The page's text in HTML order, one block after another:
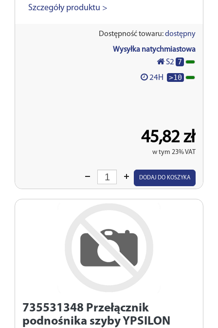
Szczegóły produktu >
Dostępność towaru:dostępny
Wysyłka natychmiastowa
S2 7
24H >10
45,82 zł
w tym 23% VAT
Wprowadź
DODAJ DO KOSZYKA
735531348 Przełącznik
podnośnika szyby YPSILON